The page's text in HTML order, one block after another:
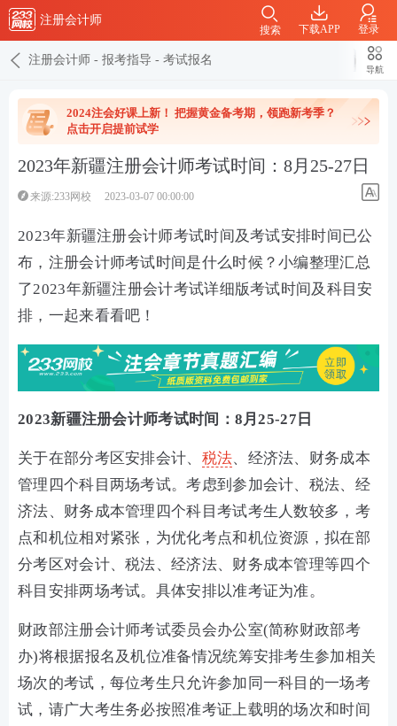
注册会计师
下载APP 登录
搜索
注册会计师 - 报考指导 - 考试报名
导航
2024注会好课上新！ 把握黄金备考期，领跑新考季？
点击开启提前试学
2023年新疆注册会计师考试时间：8月25-27日
来源:233网校 2023-03-07 00:00:00
2023年新疆注册会计师考试时间及考试安排时间已公
布，注册会计师考试时间是什么时候？小编整理汇总
了2023年新疆注册会计考试详细版考试时间及科目安
排，一起来看看吧！
2023新疆注册会计师考试时间：8月25-27日
关于在部分考区安排会计、 税法、经济法、财务成本
管理四个科目两场考试。考虑到参加会计、税法、经
济法、财务成本管理四个科目考试考生人数较多，考
点和机位相对紧张，为优化考点和机位资源，拟在部
分考区对会计、税法、经济法、财务成本管理等四个
科目安排两场考试。具体安排以准考证为准。
财政部注册会计师考试委员会办公室(简称财政部考
办)将根据报名及机位准备情况统筹安排考生参加相关
场次的考试，每位考生只允许参加同一科目的一场考
试，请广大考生务必按照准考证上载明的场次和时间